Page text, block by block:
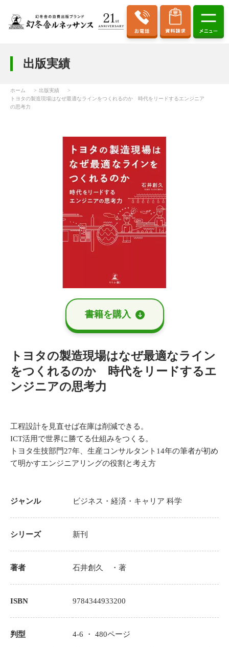
出版実績
ホーム
出版実績
トヨタの製造現場はなぜ最適なラインをつくれるのか 時代をリードするエンジニア
の思考力
書籍を購⼊
トヨタの製造現場はなぜ最適なライン
をつくれるのか 時代をリードするエ
ンジニアの思考力
工程設計を見直せば在庫は削減できる。
ICT活用で世界に勝てる仕組みをつくる。
トヨタ生技部門27年、生産コンサルタント14年の筆者が初め
て明かすエンジニアリングの役割と考え方
ジャンル ビジネス・経済・キャリア 科学
シリーズ 新刊
著者 石井創久 ・著
ISBN 9784344933200
判型 4-6 ・480ページ